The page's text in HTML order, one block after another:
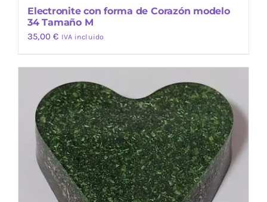
Electronite con forma de Corazón modelo
34 Tamaño M
35,00€ IVA incluido